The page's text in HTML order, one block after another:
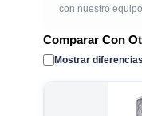
con nuestro
Comparar Con
Mostrar diferencias